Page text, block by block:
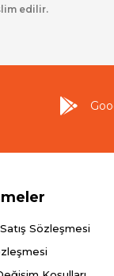
edilir.
Sözleşmesi